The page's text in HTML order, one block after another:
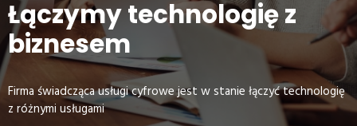
Łączymy technologię z
biznesem
Firma świadcząca usługi cyfrowe jest w stanie łączyć technologię
z różnymi usługami